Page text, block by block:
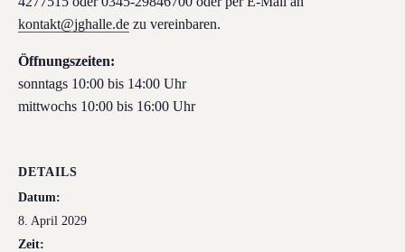
kontakt@jghalle.de zu vereinbaren.
Öffnungszeiten:
sonntags 10:00 bis 14:00 Uhr
mittwochs 10:00 bis 16:00 Uhr
DETAILS
Datum:
8. April 2029
Zeit: